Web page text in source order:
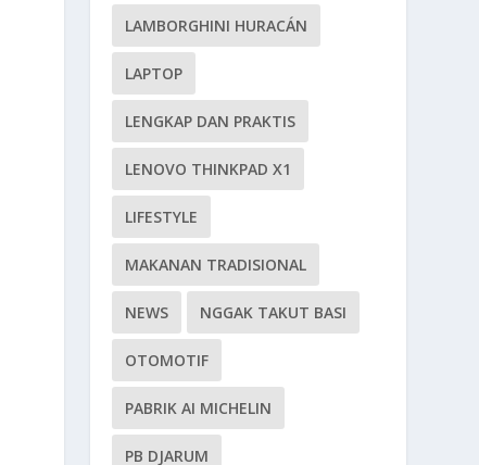
LAMBORGHINI HURACÁN
LAPTOP
LENGKAP DAN PRAKTIS
LENOVO THINKPAD X1
LIFESTYLE
MAKANAN TRADISIONAL
NEWS NGGAK TAKUT BASI
OTOMOTIF
PABRIK AI MICHELIN
PB DJARUM